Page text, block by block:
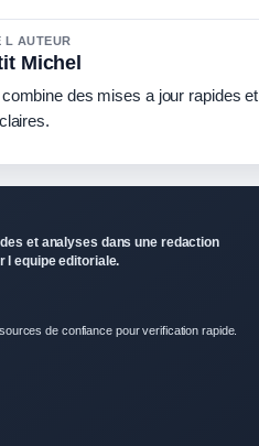
L AUTEUR
Michel
des mises a jour rapides
et analyses dans une redaction
l equipe editoriale.
de confiance pour verification rapide.